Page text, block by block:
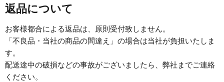
返品について
お客様都合による返品は、原則受付致しません。
「不良品・当社の商品の間違え」の場合は当社が負担いたしま
す。
配送途中の破損などの事故がございましたら、弊社までご連絡
ください。